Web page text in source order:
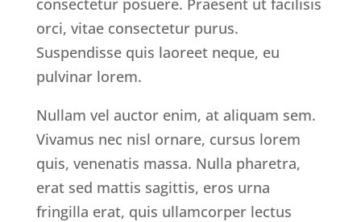
consectetur posuere. Praesent ut facilisis
orci, vitae consectetur purus.
Suspendisse quis laoreet neque, eu
pulvinar lorem.
Nullam vel auctor enim, at aliquam sem.
Vivamus nec nisl ornare, cursus lorem
quis, venenatis massa. Nulla pharetra,
erat sed mattis sagittis, eros urna
fringilla erat, quis ullamcorper lectus